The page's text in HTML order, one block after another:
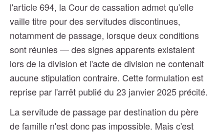
l'article 694, la Cour de cassation admet qu'elle
vaille titre pour des servitudes discontinues,
notamment de passage, lorsque deux conditions
sont réunies — des signes apparents existaient
lors de la division et l'acte de division ne contenait
aucune stipulation contraire. Cette formulation est
reprise par l'arrêt publié du 23 janvier 2025 précité.
La servitude de passage par destination du père
de famille n'est donc pas impossible. Mais c'est